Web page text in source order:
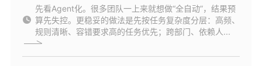
先看Agent化。很多团队一上来就想做“全自动”，结果预
算先失控。更稳妥的做法是先按任务复杂度分层：高频、
规则清晰、容错要求高的任务优先；跨部门、依赖人...